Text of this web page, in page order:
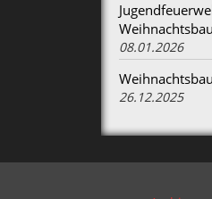
08.01.2026
26.12.2025